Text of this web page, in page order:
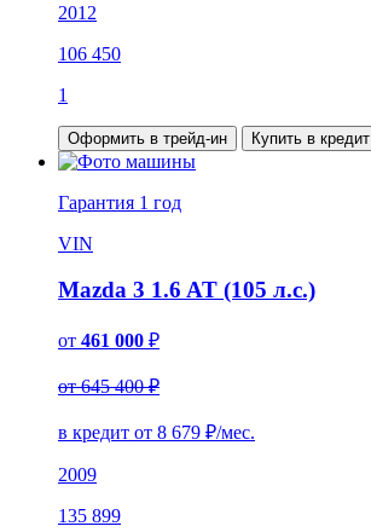
2012
106 450
1
Оформить в трейд-ин Купить в кредит
Гарантия 1 год
VIN
Mazda 3 1.6 AT (105 л.с.)
от 461 000 ₽
от 645 400 ₽
в кредит от 8 679 ₽/мес.
2009
135 899